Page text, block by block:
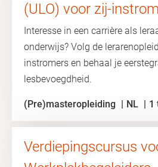
(ULO) voor zij-
Interesse in een carrière als
onderwijs? Volg de
instromers en behaal je
lesbevoegdheid.
(Pre)masteropleiding NL 1
Verdiepingscursus